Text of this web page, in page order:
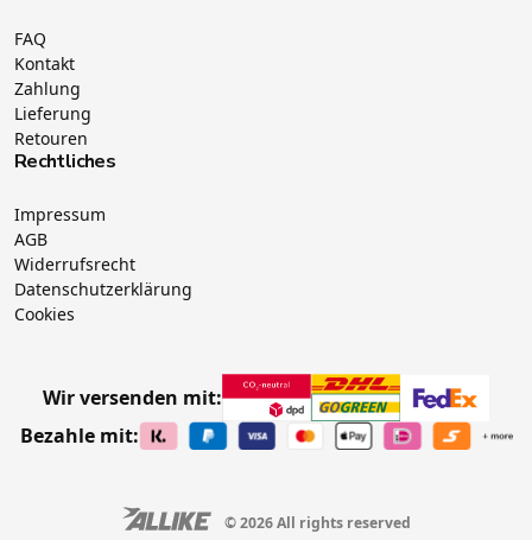
FAQ
Kontakt
Zahlung
Lieferung
Retouren
Rechtliches
Impressum
AGB
Widerrufsrecht
Datenschutzerklärung
Cookies
Wir versenden mit:
Bezahle mit:
© 2026 All rights reserved